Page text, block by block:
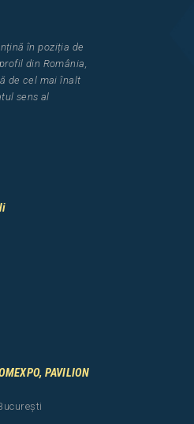
în poziția de
din România,
ă de cel maiînalt
sens al
PAVILION